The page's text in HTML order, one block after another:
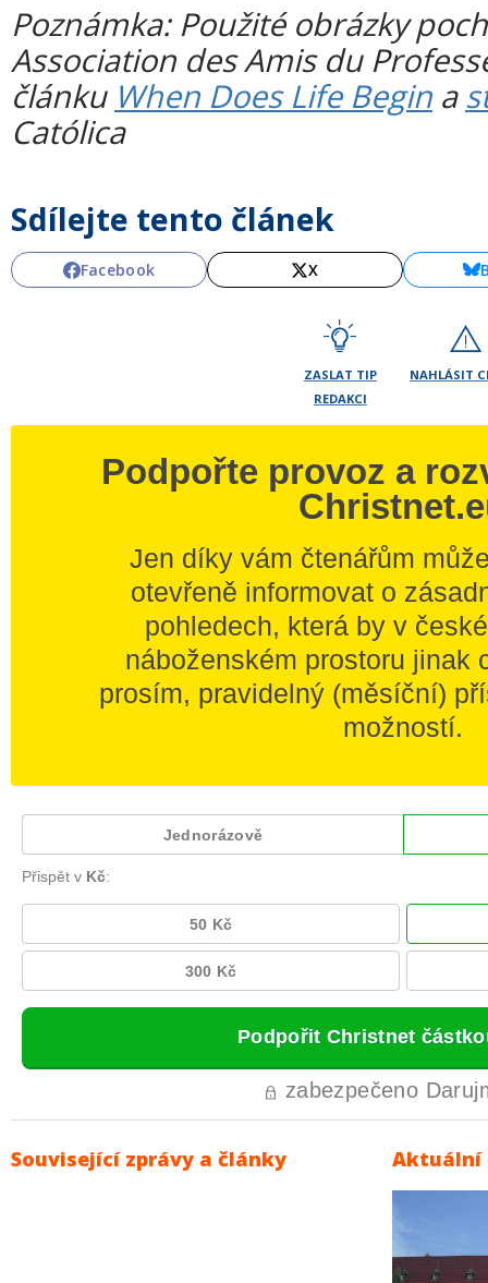
Poznámka: Použité obrázky
Association des Amis du
článku When Does Life Begin a
Católica
Sdílejte tento článek
Facebook X
ZASLAT TIP
REDAKCI
NAHLÁSIT
Související zprávy a články Aktuální